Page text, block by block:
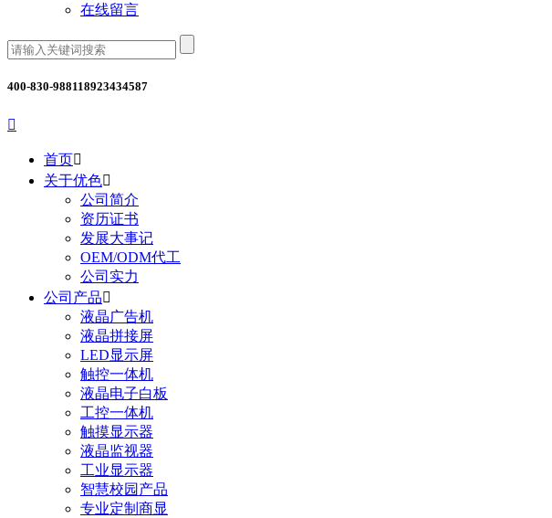
在线留言
400-830-988118923434587

首页
关于优色
公司简介
资历证书
发展大事记
OEM/ODM代工
公司实力
公司产品
液晶广告机
液晶拼接屏
LED显示屏
触控一体机
液晶电子白板
工控一体机
触摸显示器
液晶监视器
工业显示器
智慧校园产品
专业定制商显